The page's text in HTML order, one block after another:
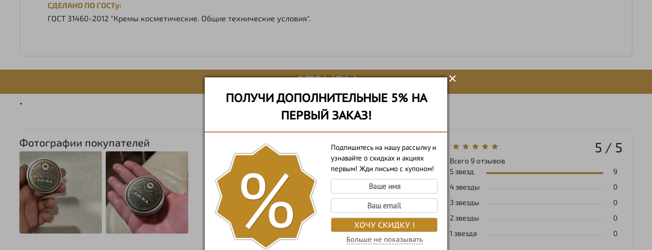
ПОЛУЧИ ДОПОЛНИТЕЛЬНЫЕ 5% НА
ПЕРВЫЙ ЗАКАЗ!
%
Подпишитесь на нашу рассылку и
узнавайте о скидках и акциях
первым! Жди письмо с купоном!
ХОЧУ СКИДКУ !
Больше не показывать
×
СДЕЛАНО ПО ГОСТу:
ГОСТ 31460-2012 "Кремы косметические. Общие технические условия".
ОТЗЫВЫ
.
Фотографии покупателей 5 / 5
Всего 9 отзывов
5 звезд
9
4 звезды
0
3 звезды
0
2 звезды
0
1 звезда
0